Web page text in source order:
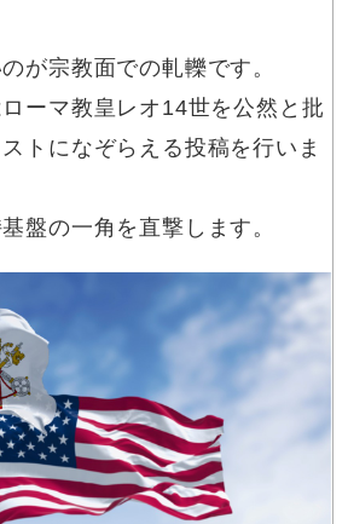
が宗教面での軋轢です。
ーマ教皇レオ14世を公然と批
トになぞらえる投稿を行いま
盤の一角を直撃します。